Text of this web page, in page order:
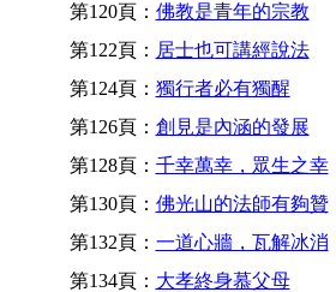
第120頁： 佛教是青年的宗教
第122頁： 居士也可講經說法
第124頁： 獨行者必有獨醒
第126頁： 創見是內涵的發展
第128頁： 千幸萬幸，眾生之幸
第130頁： 佛光山的法師有夠贊
第132頁： 一道心牆，瓦解冰消
第134頁： 大孝終身慕父母